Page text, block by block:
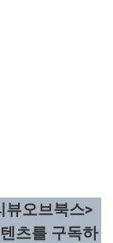
뷰오브북스>
츠를 구독하